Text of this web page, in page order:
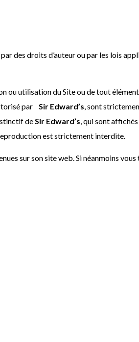
des droits d’auteur ou par les lois
utilisation du Site ou de tout élément
par
Sir Edward’s, sont
deSir Edward’s, qui sont
est strictement interdite.
sur son site web. Si néanmoins